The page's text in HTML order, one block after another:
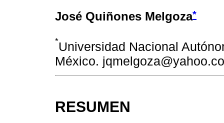
José Quiñones Melgoza*
*Universidad Nacional
México.
RESUMEN